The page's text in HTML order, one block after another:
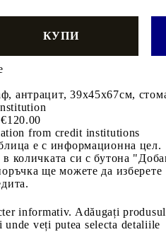
антрацит, 39x45x67см,
€120.00
from credit institutions
е с информационна цел.
в количката си с бутона
ще можете да изберете
informativ. Adăugați
unde veți putea selecta detaliile